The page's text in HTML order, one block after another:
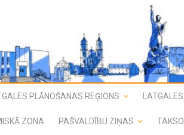
PLĀNOŠANAS REĢIONS
ZONA PAŠVALDĪBU ZIŅAS